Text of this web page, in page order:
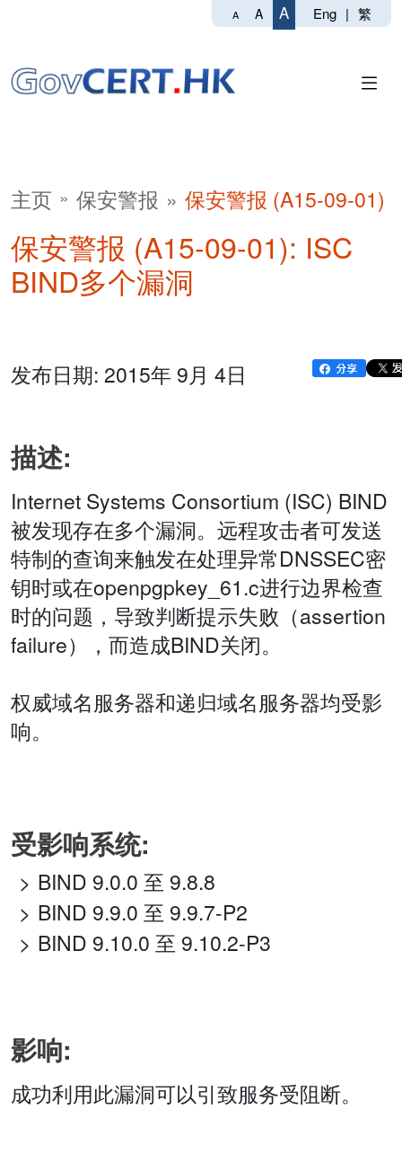
A A A Eng | 繁
主页 保安警报 保安警报 (A15-09-01)
保安警报 (A15-09-01): ISC
BIND多个漏洞
发布日期: 2015年 9月 4日
描述:
Internet Systems Consortium (ISC) BIND
被发现存在多个漏洞。远程攻击者可发送
特制的查询来触发在处理异常DNSSEC密
钥时或在openpgpkey_61.c进行边界检查
时的问题，导致判断提示失败（assertion
failure），而造成BIND关闭。
权威域名服务器和递归域名服务器均受影
响。
受影响系统:
BIND 9.0.0 至 9.8.8
BIND 9.9.0 至 9.9.7-P2
BIND 9.10.0 至 9.10.2-P3
影响:
成功利用此漏洞可以引致服务受阻断。